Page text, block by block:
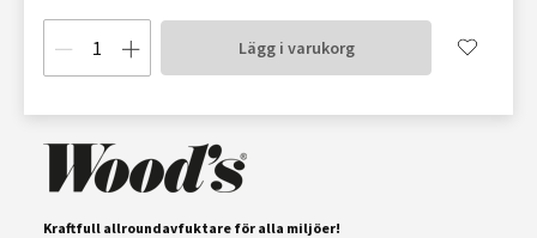
Lägg i varukorg
Kraftfull allroundavfuktare för alla miljöer!